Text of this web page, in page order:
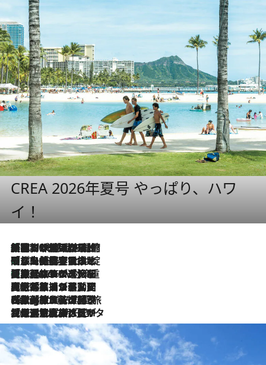
CREA 2026年夏号 やっぱり、ハワ
イ！
2026.8.6
「荷物が増えるほど旅ストレスは増す」美容ジャーナリストがたどり着いた最終結論。“化粧品を劇的に減らす”感動の凝縮美容とは
2026.8.6
「旅先には金髪ウィッグを持参」日本と同じメイクでは損してる!? 美容ジャーナリストが提案する“掟破りの旅美容”とは
2026.8.6
【厳選旅コスメ】「身軽さ＆UV対策重視！」ヘアアーティストshucoが選んだ夏旅ベストコスメを発表【Mサイズジップ】
2026.8.5
【厳選旅コスメ】国内をあちこち移動する河井菜摘が選んだ夏旅ベストコスメ発表！「リラックスアイテムはマスト」【Mサイズジップ】
2026.8.4
【厳選旅コスメ】「紫外線＆乾燥対策しながらメイク感も！」ヘア＆メイクGeorgeが選んだ夏旅ベストコスメを発表！【Mサイズジップ】
2026.8.3
【厳選旅コスメ】「保湿もタイパ重視！」“サウナ好き”タレント清水みさとが愛用する夏旅ベストコスメを発表！【Mサイズジップ】